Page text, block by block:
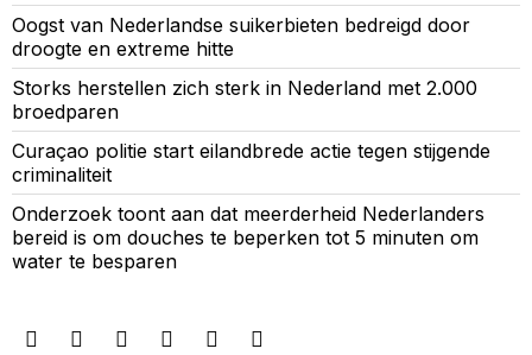
Oogst van Nederlandse suikerbieten bedreigd door
droogte en extreme hitte
Storks herstellen zich sterk in Nederland met 2.000
broedparen
Curaçao politie start eilandbrede actie tegen stijgende
criminaliteit
Onderzoek toont aan dat meerderheid Nederlanders
bereid is om douches te beperken tot 5 minuten om
water te besparen